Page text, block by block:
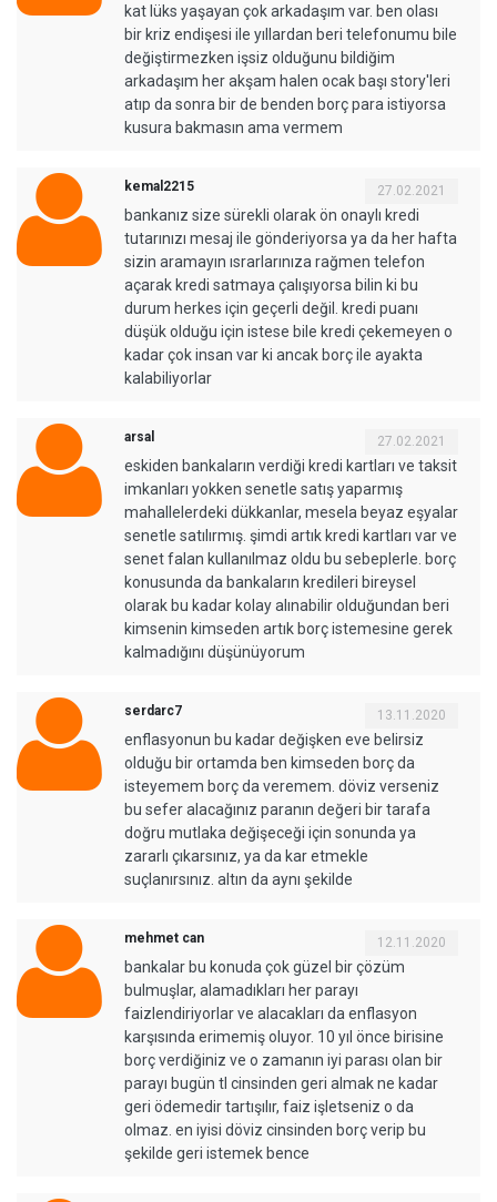
kat lüks yaşayan çok arkadaşım var. ben olası
bir kriz endişesi ile yıllardan beri telefonumu bile
değiştirmezken işsiz olduğunu bildiğim
arkadaşım her akşam halen ocak başı story'leri
atıp da sonra bir de benden borç para istiyorsa
kusura bakmasın ama vermem
kemal2215 27.02.2021
bankanız size sürekli olarak ön onaylı kredi
tutarınızı mesaj ile gönderiyorsa ya da her hafta
sizin aramayın ısrarlarınıza rağmen telefon
açarak kredi satmaya çalışıyorsa bilin ki bu
durum herkes için geçerli değil. kredi puanı
düşük olduğu için istese bile kredi çekemeyen o
kadar çok insan var ki ancak borç ile ayakta
kalabiliyorlar
arsal 27.02.2021
eskiden bankaların verdiği kredi kartları ve taksit
imkanları yokken senetle satış yaparmış
mahallelerdeki dükkanlar, mesela beyaz eşyalar
senetle satılırmış. şimdi artık kredi kartları var ve
senet falan kullanılmaz oldu bu sebeplerle. borç
konusunda da bankaların kredileri bireysel
olarak bu kadar kolay alınabilir olduğundan beri
kimsenin kimseden artık borç istemesine gerek
kalmadığını düşünüyorum
serdarc7 13.11.2020
enflasyonun bu kadar değişken eve belirsiz
olduğu bir ortamda ben kimseden borç da
isteyemem borç da veremem. döviz verseniz
bu sefer alacağınız paranın değeri bir tarafa
doğru mutlaka değişeceği için sonunda ya
zararlı çıkarsınız, ya da kar etmekle
suçlanırsınız. altın da aynı şekilde
mehmet can 12.11.2020
bankalar bu konuda çok güzel bir çözüm
bulmuşlar, alamadıkları her parayı
faizlendiriyorlar ve alacakları da enflasyon
karşısında erimemiş oluyor. 10 yıl önce birisine
borç verdiğiniz ve o zamanın iyi parası olan bir
parayı bugün tl cinsinden geri almak ne kadar
geri ödemedir tartışılır, faiz işletseniz o da
olmaz. en iyisi döviz cinsinden borç verip bu
şekilde geri istemek bence